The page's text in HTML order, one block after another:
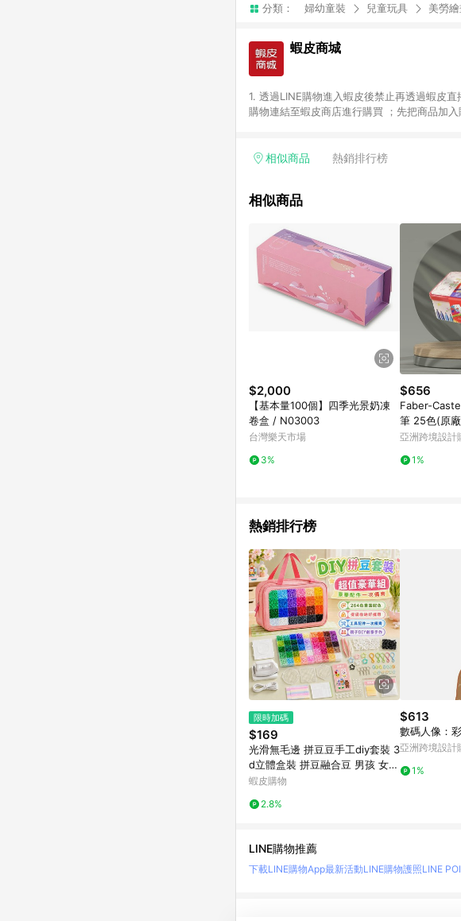
分類： 婦幼童裝 兒童玩具 美勞
蝦皮商城
1. 透過LINE購物進入蝦皮後禁止再透過蝦皮
購物連結至蝦皮商店進行購買 ；先把商品加
一歲以下嬰兒配方奶粉、醫療器材：回饋０
除折價券、運費與蝦幣後之最終金額進行計算
成不同筆訂單編號發送通知。 11. 若使用折
購跳轉紀錄與蝦皮的會員ID進行綁定，若後
首筆訂單會被蝦皮認列為該LINE用戶導購跳
進行導購，將可能導致無法收到導購通知，
LINE POINTS 點數回饋資格：使用非指定之
則者。 15. 若有贈點爭議，請務必於訂單日
饋。需檢附蝦皮訂單完成、LINE購物訂單記
中斷而無法進行 LINE POINTS 回饋 2.若購買過程中關閉蝦皮APP，則需重新透過LINE購物前往蝦皮商城，否則無法進
清，此方案將不列入 LINE Points 回饋 4.若
條款與法律追訴之權利 5. LINE購物商品價格
系統盼為最終判定標準
相似商品 熱銷排行榜
相似商品
$2,000
【基本量100個】四季光景奶凍
卷盒 / N03003
台灣樂天市場
3%
$656
Faber-
筆 25色(原
亞洲跨境設計
1%
熱銷排行榜
限時加碼
$169
光滑無毛邊 拼豆豆手工diy套裝 3
d立體盒裝 拼豆融合豆 男孩 女孩
兒童益智拼圖 益智玩具
蝦皮購物
2.8%
$613
數碼人像：
亞洲跨境設計
1%
LINE購物推薦
下載LINE購物App最新活動LINE購物護照LINE